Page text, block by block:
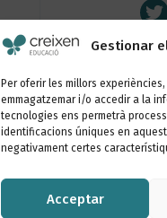
Gestionar
Per oferir les millors
emmagatzemar i/o accedir a la
tecnologies ens permetrà
identificacions úniques en
negativament certes
Acceptar